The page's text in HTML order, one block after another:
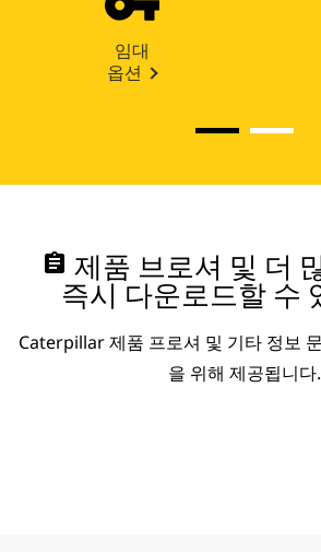
임대
옵션
assignment 제품 브로셔 및 더
즉시 다운로드할 수
Caterpillar 제품 프로셔 및 기타 정보
을 위해 제공됩니다.